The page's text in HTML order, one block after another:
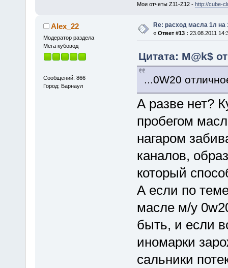
Мои отчеты Z11-Z12 - http://cube-
Alex_22
Модератор раздела
Мега кубовод
Сообщений: 866
Город: Барнаул
Re: расход масла 1л на
« Ответ #13 : 23.08.2011
Цитата: M@k$
...0W20
А разве нет?
пробегом
нагаром
каналов,
который
А если по
масле м/у
быть, и если
иномарки
сальники